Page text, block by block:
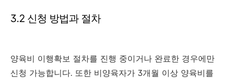
3.2 신청 방법과 절차
양육비 이행확보 절차를 진행 중이거나 완료한 경우에만
신청 가능합니다. 또한 비양육자가 3개월 이상 양육비를